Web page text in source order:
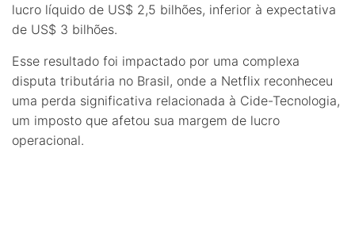
lucro líquido de US$ 2,5 bilhões, inferior à expectativa
de US$ 3 bilhões.
Esse resultado foi impactado por uma complexa
disputa tributária no Brasil, onde a Netflix reconheceu
uma perda significativa relacionada à Cide-Tecnologia,
um imposto que afetou sua margem de lucro
operacional.